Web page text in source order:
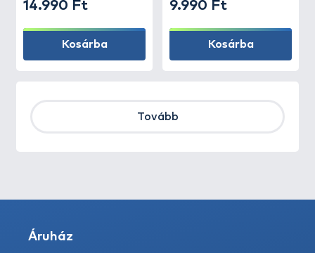
14.990 Ft
Kosárba
9.990 Ft
Kosárba
Tovább
Áruház